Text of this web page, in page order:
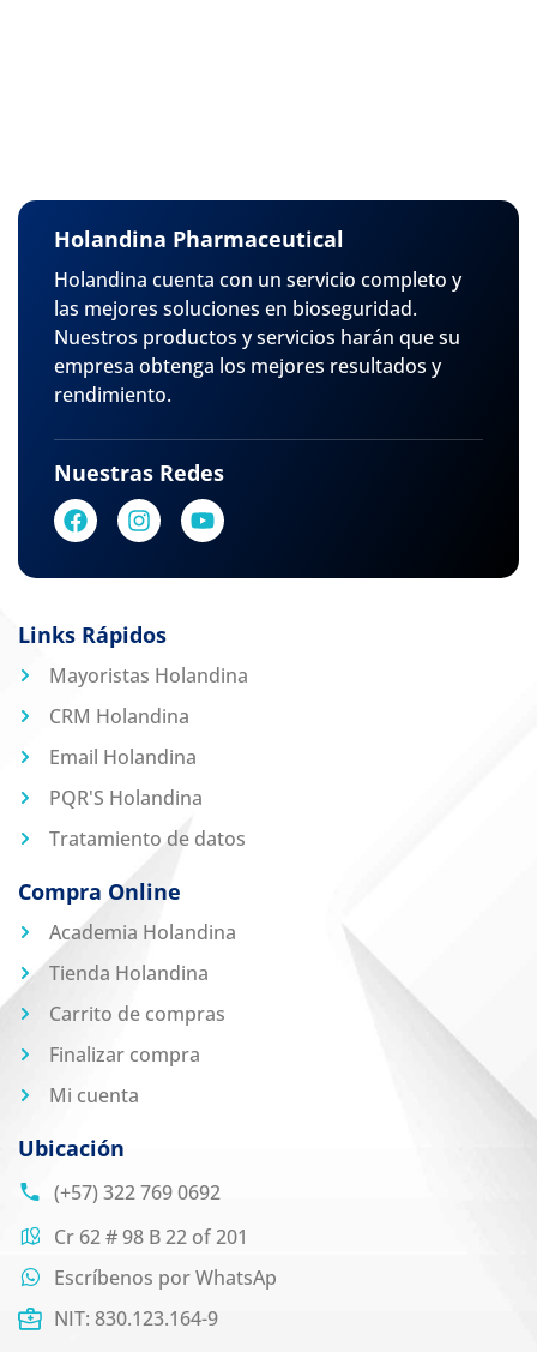
Holandina Pharmaceutical
Holandina cuenta con un servicio completo y
las mejores soluciones en bioseguridad.
Nuestros productos y servicios harán que su
empresa obtenga los mejores resultados y
rendimiento.
Nuestras Redes
Links Rápidos
Mayoristas Holandina
CRM Holandina
Email Holandina
PQR'S Holandina
Tratamiento de datos
Compra Online
Academia Holandina
Tienda Holandina
Carrito de compras
Finalizar compra
Mi cuenta
Ubicación
(+57) 322 769 0692
Cr 62 # 98 B 22 of 201
Escríbenos por WhatsAp
NIT: 830.123.164-9